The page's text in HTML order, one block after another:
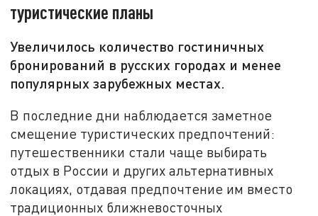
туристические планы
Увеличилось количество гостиничных
бронирований в русских городах и менее
популярных зарубежных местах.
В последние дни наблюдается заметное
смещение туристических предпочтений:
путешественники стали чаще выбирать
отдых в России и других альтернативных
локациях, отдавая предпочтение им вместо
традиционных ближневосточных